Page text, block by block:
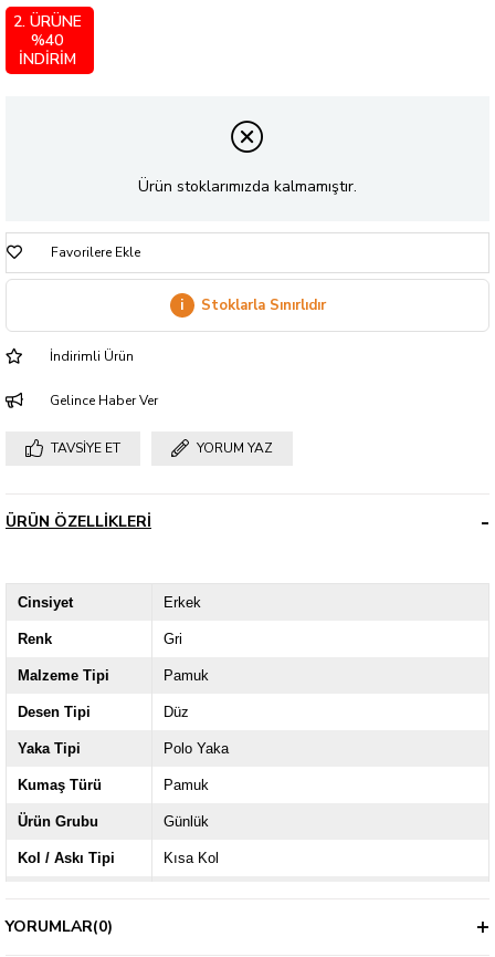
2. ÜRÜNE
%40
İNDİRİM
Ürün stoklarımızda kalmamıştır.
Favorilere Ekle
i Stoklarla Sınırlıdır
İndirimli Ürün
Gelince Haber Ver
TAVSIYE ET YORUM YAZ
ÜRÜN ÖZELLIKLERI
Cinsiyet Erkek
Renk Gri
Malzeme Tipi Pamuk
Desen Tipi Düz
Yaka Tipi Polo Yaka
Kumaş Türü Pamuk
Ürün Grubu Günlük
Kol / Askı Tipi Kısa Kol
YORUMLAR(0)